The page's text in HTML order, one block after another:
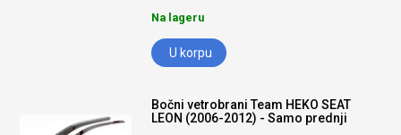
Na lageru
U korpu
Bočni vetrobrani Team HEKO SEAT
LEON (2006-2012) - Samo prednji